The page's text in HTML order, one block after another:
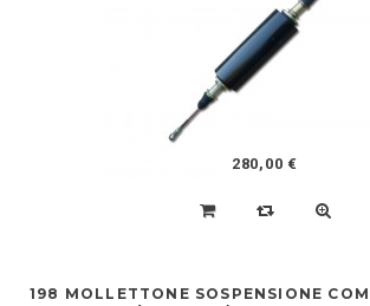
280,00 €
198 MOLLETTONE SOSPENSIONE